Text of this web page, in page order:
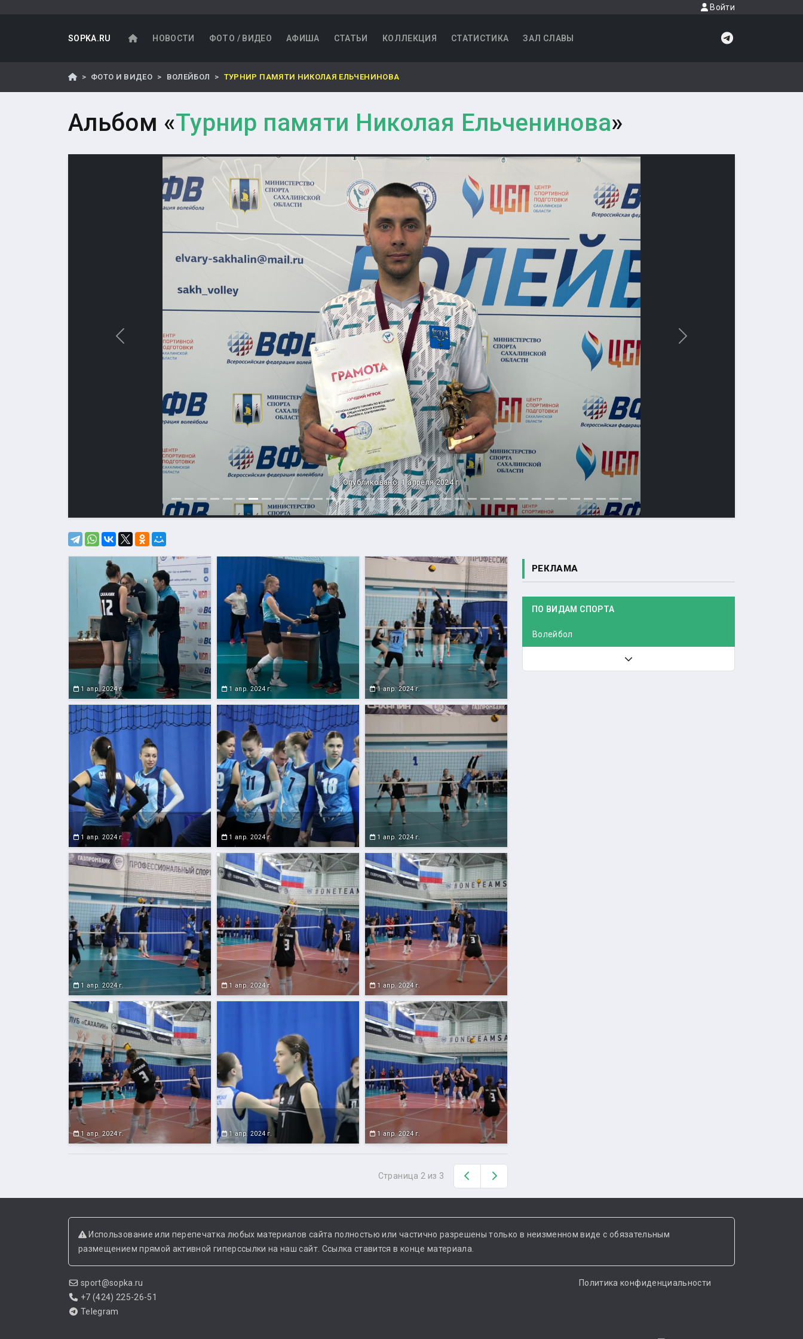
Войти
SOPKA.RU НОВОСТИ ФОТО / ВИДЕО АФИША СТАТЬИ КОЛЛЕКЦИЯ СТАТИСТИКА ЗАЛ СЛАВЫ
ФОТО И ВИДЕО ВОЛЕЙБОЛ ТУРНИР ПАМЯТИ НИКОЛАЯ ЕЛЬЧЕНИНОВА
Альбом «Турнир памяти Николая Ельченинова»
Опубликовано: 1 апреля 2024 г.
Назад Вперед
1 апр. 2024 г. 1 апр. 2024 г. 1 апр. 2024 г.
1 апр. 2024 г. 1 апр. 2024 г. 1 апр. 2024 г.
1 апр. 2024 г. 1 апр. 2024 г. 1 апр. 2024 г.
1 апр. 2024 г. 1 апр. 2024 г. 1 апр. 2024 г.
Страница 2 из 3 Назад
РЕКЛАМА
ПО ВИДАМ СПОРТА
Волейбол
Использование или перепечатка любых материалов сайта полностью или частично разрешены только в неизменном виде с обязательным
размещением прямой активной гиперссылки на наш сайт. Ссылка ставится в конце материала.
sport@sopka.ru
+7 (424) 225-26-51
Telegram
Политика конфиденциальности